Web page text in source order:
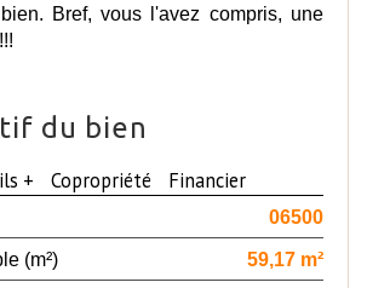
Bref, vous l'avez compris, une
du bien
+ Copropriété Financier
06500
(m²)
59,17 m²